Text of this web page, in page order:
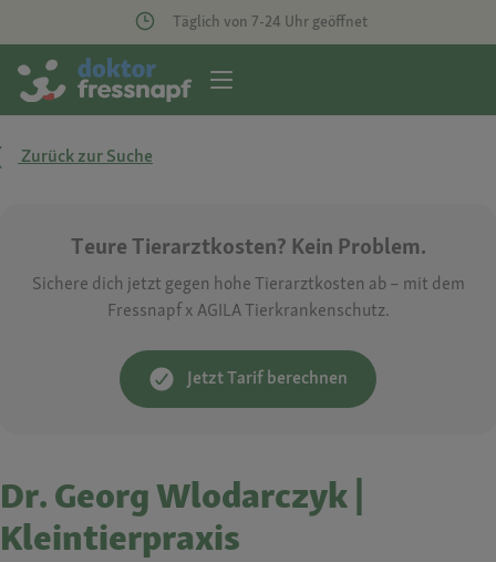
Täglich von 7-24 Uhr geöffnet
Zurück zur Suche
Teure Tierarztkosten? Kein Problem.
Sichere dich jetzt gegen hohe Tierarztkosten ab – mit dem
Fressnapf x AGILA Tierkrankenschutz.
Jetzt Tarif berechnen
Dr. Georg Wlodarczyk |
Kleintierpraxis